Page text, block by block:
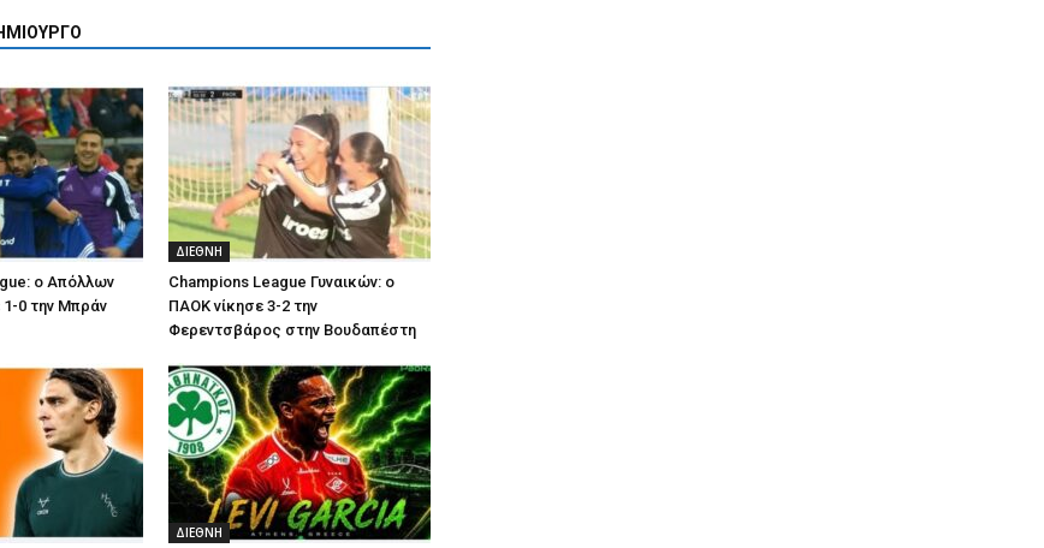
ο Απόλλων
0 την Μπράν
ΔΙΕΘΝΗ
Champions League Γυναικών: ο
ΠΑΟΚ νίκησε 3-2 την
Φερεντσβάρος στην Βουδαπέστη
ΔΙΕΘΝΗ